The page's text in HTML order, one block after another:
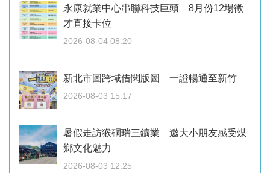
永康就業中心串聯科技巨頭 8月份12場徵
才直接卡位
2026-08-04 08:20
新北市圖跨域借閱版圖 一證暢通至新竹
2026-08-03 15:17
暑假走訪猴硐瑞三鑛業 邀大小朋友感受煤
鄉文化魅力
2026-08-03 12:25